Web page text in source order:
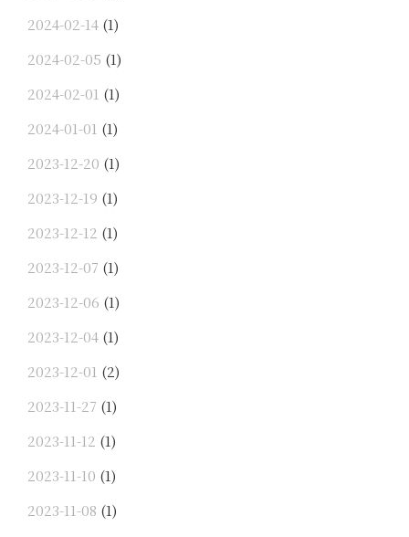
2024-02-14 (1)
2024-02-05 (1)
2024-02-01 (1)
2024-01-01 (1)
2023-12-20 (1)
2023-12-19 (1)
2023-12-12 (1)
2023-12-07 (1)
2023-12-06 (1)
2023-12-04 (1)
2023-12-01 (2)
2023-11-27 (1)
2023-11-12 (1)
2023-11-10 (1)
2023-11-08 (1)